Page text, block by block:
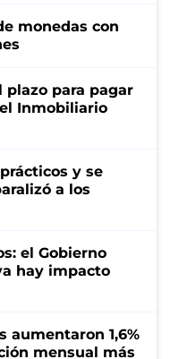
monedas con
plazo para pagar
Inmobiliario
y se
a los
el Gobierno
hay impacto
aumentaron 1,6%
mensual más